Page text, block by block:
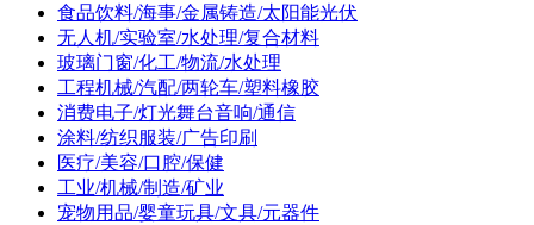
食品饮料/海事/金属铸造/太阳能光伏
无人机/实验室/水处理/复合材料
玻璃门窗/化工/物流/水处理
工程机械/汽配/两轮车/塑料橡胶
消费电子/灯光舞台音响/通信
涂料/纺织服装/广告印刷
医疗/美容/口腔/保健
工业/机械/制造/矿业
宠物用品/婴童玩具/文具/元器件